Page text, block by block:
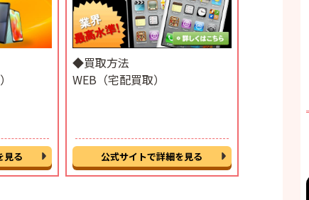
見る
◆買取方法
WEB（宅配買取）
公式サイトで詳細を見る